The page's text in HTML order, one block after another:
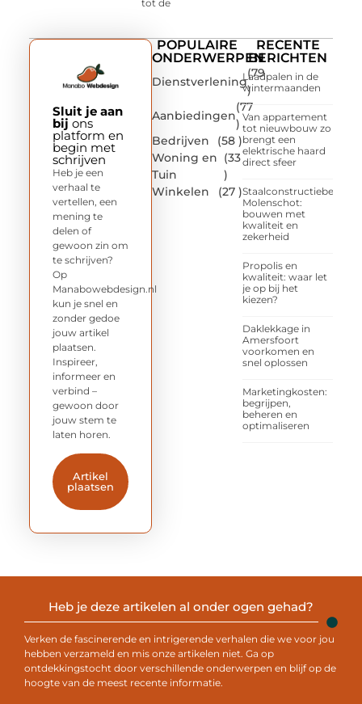
tot de
POPULAIRE
ONDERWERPEN
Dienstverlening
(79
)
Aanbiedingen
(77
)
Bedrijven
(58 )
Woning en
Tuin
(33
)
Winkelen
(27 )
RECENTE
BERICHTEN
Laadpalen in de
wintermaanden
Van appartement
tot nieuwbouw zo
brengt een
elektrische haard
direct sfeer
Staalconstructiebedrijf
Molenschot:
bouwen met
kwaliteit en
zekerheid
Propolis en
kwaliteit: waar let
je op bij het
kiezen?
Daklekkage in
Amersfoort
voorkomen en
snel oplossen
Marketingkosten:
begrijpen,
beheren en
optimaliseren
Sluit je aan
bij ons
platform en
begin met
schrijven
Heb je een
verhaal te
vertellen, een
mening te
delen of
gewoon zin om
te schrijven?
Op
Manabowebdesign.nl
kun je snel en
zonder gedoe
jouw artikel
plaatsen.
Inspireer,
informeer en
verbind –
gewoon door
jouw stem te
laten horen.
Artikel
plaatsen
Heb je deze artikelen al onder ogen gehad?
Verken de fascinerende en intrigerende verhalen die we voor jou
hebben verzameld en mis onze artikelen niet. Ga op
ontdekkingstocht door verschillende onderwerpen en blijf op de
hoogte van de meest recente informatie.